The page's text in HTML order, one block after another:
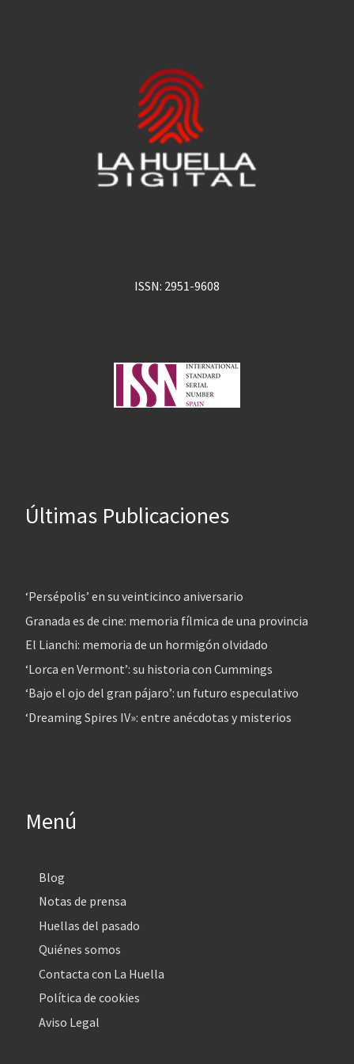
ISSN: 2951-9608
Últimas Publicaciones
‘Persépolis’ en su veinticinco aniversario
Granada es de cine: memoria fílmica de una provincia
El Lianchi: memoria de un hormigón olvidado
‘Lorca en Vermont’: su historia con Cummings
‘Bajo el ojo del gran pájaro’: un futuro especulativo
‘Dreaming Spires IV»: entre anécdotas y misterios
Menú
Blog
Notas de prensa
Huellas del pasado
Quiénes somos
Contacta con La Huella
Política de cookies
Aviso Legal